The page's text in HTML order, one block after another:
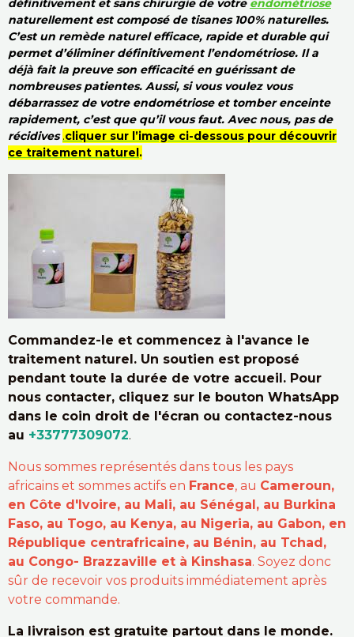
définitivement et sans chirurgie de votre endométriose
naturellement est composé de tisanes 100% naturelles.
C’est un remède naturel efficace, rapide et durable qui
permet d’éliminer définitivement l’endométriose. Il a
déjà fait la preuve son efficacité en guérissant de
nombreuses patientes. Aussi, si vous voulez vous
débarrassez de votre endométriose et tomber enceinte
rapidement, c’est que qu’il vous faut. Avec nous, pas de
récidives .cliquer sur l’image ci-dessous pour découvrir
ce traitement naturel.
Commandez-le et commencez à l'avance le
traitement naturel. Un soutien est proposé
pendant toute la durée de votre accueil. Pour
nous contacter, cliquez sur le bouton WhatsApp
dans le coin droit de l'écran ou contactez-nous
au +33777309072.
Nous sommes représentés dans tous les pays
africains et sommes actifs en France, au Cameroun,
en Côte d'Ivoire, au Mali, au Sénégal, au Burkina
Faso, au Togo, au Kenya, au Nigeria, au Gabon, en
République centrafricaine, au Bénin, au Tchad,
au Congo- Brazzaville et à Kinshasa. Soyez donc
sûr de recevoir vos produits immédiatement après
votre commande.
La livraison est gratuite partout dans le monde.